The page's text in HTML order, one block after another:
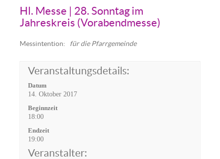
Hl. Messe | 28. Sonntag im
Jahreskreis (Vorabendmesse)
Messintention: für die Pfarrgemeinde
Veranstaltungsdetails:
Datum
14. Oktober 2017
Beginnzeit
18:00
Endzeit
19:00
Veranstalter: